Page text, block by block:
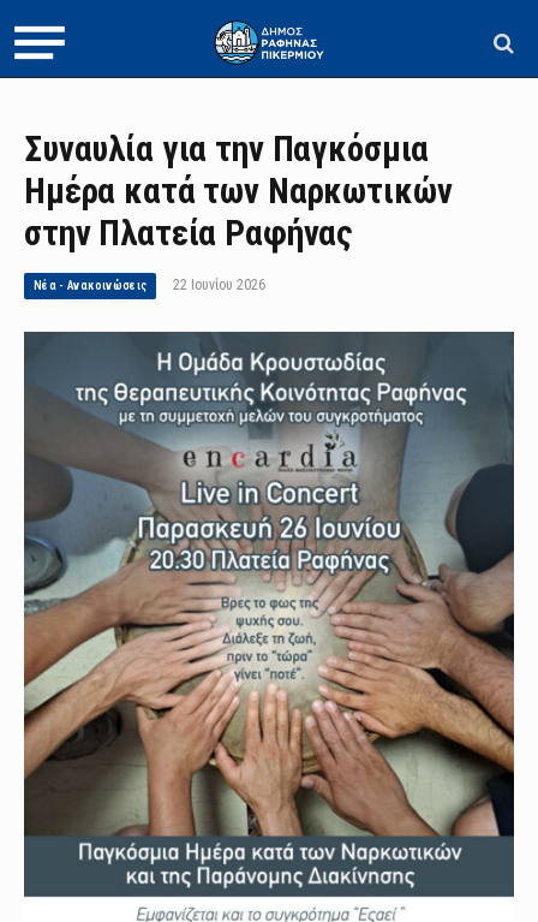
Συναυλία για την Παγκόσμια
Ημέρα κατά των Ναρκωτικών
στην Πλατεία Ραφήνας
Νέα - Ανακοινώσεις 22 Ιουνίου 2026